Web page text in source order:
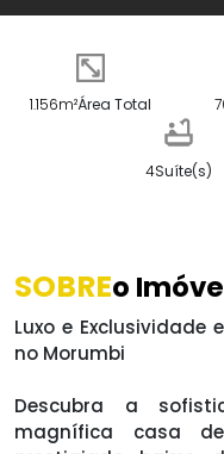
1.156m²Área Total
4Suíte(s)
SOBREo
Luxo e
no Morumbi
Descubra a
magnífica casa